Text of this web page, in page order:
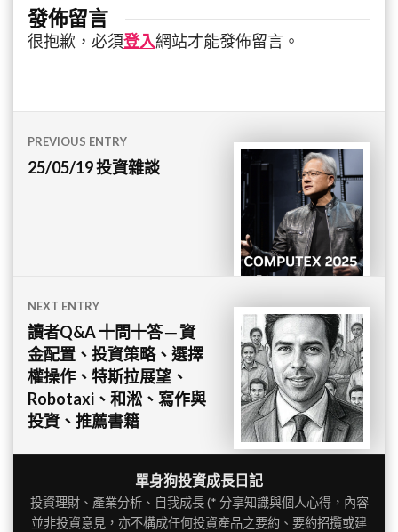
發佈留言
很抱歉，必須登入網站才能發佈留言。
文
章
PREVIOUS ENTRY
25/05/19 投資雜談
NEXT ENTRY
讀者Q&A 十問十答 ─ 資
金配置、投資策略、選擇
權操作、特斯拉展望、
Robotaxi、和淞、寫作與
投資、推薦書籍
單身狗投資成長日記
投資理財、產業分析、自我成長 (* 分享知識與個人心得，內容
並非投資意見，亦不構成任何投資產品之要約、要約招攬或建